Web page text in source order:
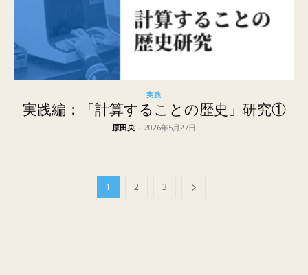
実践
実践編：「計算することの歴史」研究①
原田央 - 2026年5月27日
1 2 3